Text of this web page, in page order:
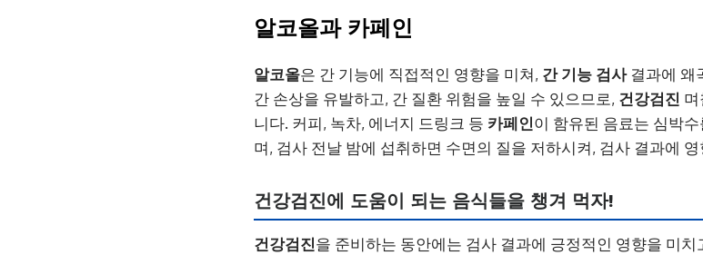
알코올과 카페인
알코올은 간 기능에 직접적인 영향을 미쳐, 간 기능 검사결과에 왜
간 손상을 유발하고, 간 질환 위험을 높일 수 있으므로, 건강검진
니다. 커피, 녹차, 에너지 드링크 등 카페인이 함유된 음료는 심박
며, 검사 전날 밤에 섭취하면 수면의 질을 저하시켜, 검사 결과에
건강검진에 도움이 되는 음식들을 챙겨 먹자!
건강검진을 준비하는 동안에는 검사 결과에 긍정적인 영향을 미